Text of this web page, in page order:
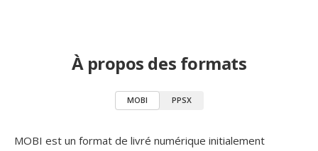
À propos des formats
MOBI PPSX
MOBI est un format de livré numérique initialement